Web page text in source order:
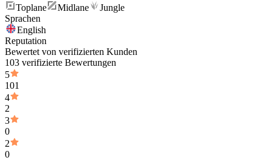
Toplane
Midlane
Jungle
Sprachen
English
Reputation
Bewertet von verifizierten Kunden
103 verifizierte Bewertungen
5
101
4
2
3
0
2
0